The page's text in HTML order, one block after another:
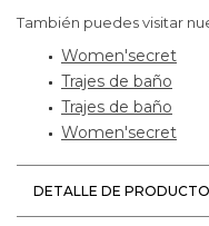
También puedes visitar
Women'secret
Trajes de baño
Trajes de baño
Women'secret
DETALLE DE PRODUCTO